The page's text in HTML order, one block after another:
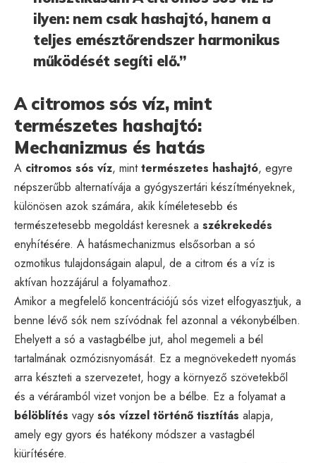
ilyen: nem csak hashajtó, hanem a
teljes emésztőrendszer harmonikus
működését segíti elő.”
A citromos sós víz, mint
természetes hashajtó:
Mechanizmus és hatás
A citromos sós víz, minttermészetes hashajtó, egyre
népszerűbb alternatívája a gyógyszertári készítményeknek,
különösen azok számára, akik kíméletesebb és
természetesebb megoldást keresnek a székrekedés
enyhítésére. A hatásmechanizmus elsősorban a só
ozmotikus tulajdonságain alapul, de a citrom és a víz is
aktívan hozzájárul a folyamathoz.
Amikor a megfelelő koncentrációjú sós vizet elfogyasztjuk, a
benne lévő sók nem szívódnak fel azonnal a vékonybélben.
Ehelyett a só a vastagbélbe jut, ahol megemeli a bél
tartalmának ozmózisnyomását. Ez a megnövekedett nyomás
arra készteti a szervezetet, hogy a környező szövetekből
és a véráramból vizet vonjon be a bélbe. Ez a folyamat a
bélöblítés vagy sós vízzel történő tisztítás alapja,
amely egy gyors és hatékony módszer a vastagbél
kiürítésére.